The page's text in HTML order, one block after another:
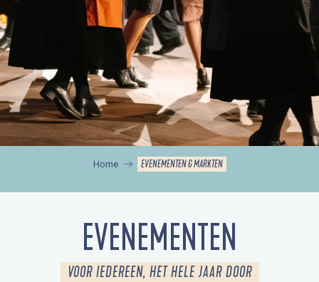
Home EVENEMENTEN & MARKTEN
EVENEMENTEN
VOOR IEDEREEN, HET HELE JAAR DOOR